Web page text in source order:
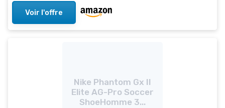
Voir l'offre
Nike Phantom Gx II
Elite AG-Pro Soccer
ShoeHomme 3...